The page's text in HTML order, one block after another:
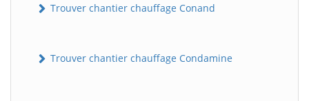
Trouver chantier chauffage Conand
Trouver chantier chauffage Condamine